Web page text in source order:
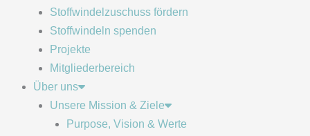
Stoffwindelzuschuss fördern
Stoffwindeln spenden
Projekte
Mitgliederbereich
Über uns
Unsere Mission & Ziele
Purpose, Vision & Werte